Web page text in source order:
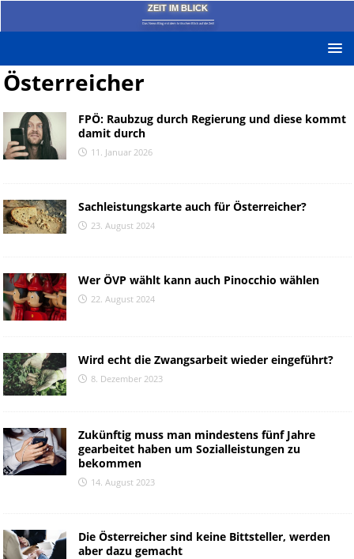
ZEIT IM BLICK
Das News-Blog mit dem kritischen Blick auf die Zeit!
Österreicher
FPÖ: Raubzug durch Regierung und diese kommt
damit durch
11. Januar 2026
Sachleistungskarte auch für Österreicher?
23. August 2024
Wer ÖVP wählt kann auch Pinocchio wählen
22. August 2024
Wird echt die Zwangsarbeit wieder eingeführt?
8. Dezember 2023
Zukünftig muss man mindestens fünf Jahre
gearbeitet haben um Sozialleistungen zu
bekommen
14. August 2023
Die Österreicher sind keine Bittsteller, werden
aber dazu gemacht